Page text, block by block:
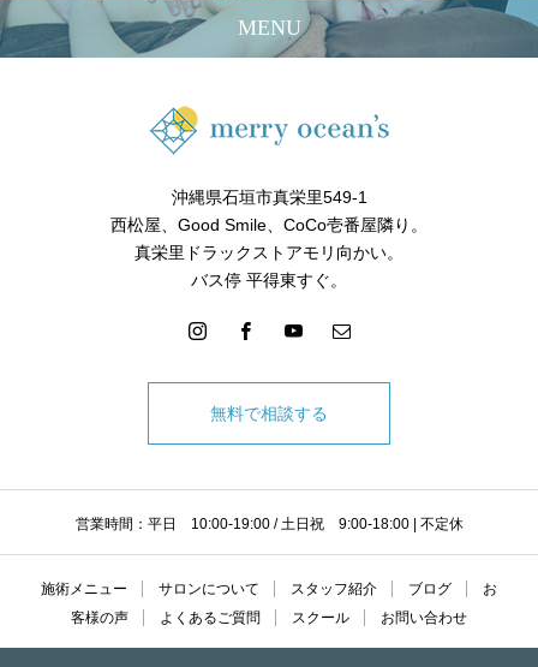
MENU
沖縄県石垣市真栄里549-1
西松屋、Good Smile、CoCo壱番屋隣り。
真栄里ドラックストアモリ向かい。
バス停 平得東すぐ。
無料で相談する
営業時間：平日 10:00-19:00 / 土日祝 9:00-18:00 | 不定休
施術メニュー サロンについて スタッフ紹介 ブログ
お
客様の声
よくあるご質問 スクール お問い合わせ